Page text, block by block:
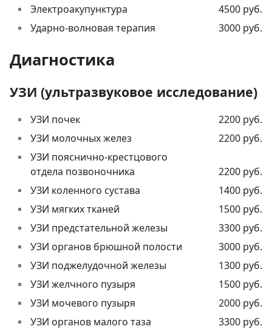
Электроакупунктура
4500 руб.
Ударно-волновая терапия
3000 руб.
Диагностика
УЗИ (ультразвуковое исследование)
УЗИ почек
2200 руб.
УЗИ молочных желез
2200 руб.
УЗИ пояснично-крестцового
отдела позвоночника
2200 руб.
УЗИ коленного сустава
1400 руб.
УЗИ мягких тканей
1500 руб.
УЗИ предстательной железы
3300 руб.
УЗИ органов брюшной полости
3000 руб.
УЗИ поджелудочной железы
1300 руб.
УЗИ желчного пузыря
1500 руб.
УЗИ мочевого пузыря
2000 руб.
УЗИ органов малого таза
3300 руб.